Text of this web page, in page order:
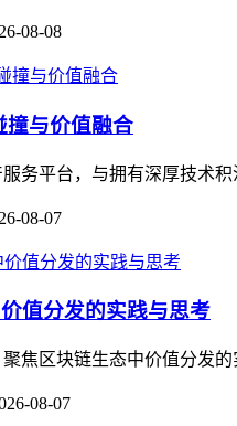
08-08
撞与价值融合
务平台，与拥有深厚技术
08-07
值分发的实践与思考
焦区块链生态中价值分发
08-07